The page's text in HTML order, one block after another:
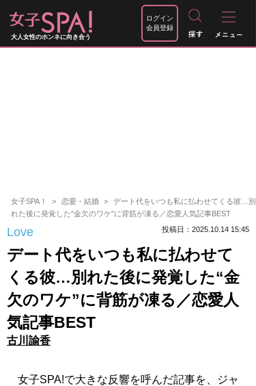
大人女性のホンネに向き合う
ログイン
会員登録
女子SPA！ 恋愛・結婚
デート代をいつも私に払わせてくる彼…別
れた後に発覚した“金欠のワケ”に背筋が凍る／恋愛人気記事BEST
Love 投稿日：2025.10.14 15:45
デート代をいつも私に払わせて
くる彼…別れた後に発覚した“金
欠のワケ”に背筋が凍る／恋愛人
気記事BEST
古川諭香
女子SPA!で大きな反響を呼んだ記事を、ジャ